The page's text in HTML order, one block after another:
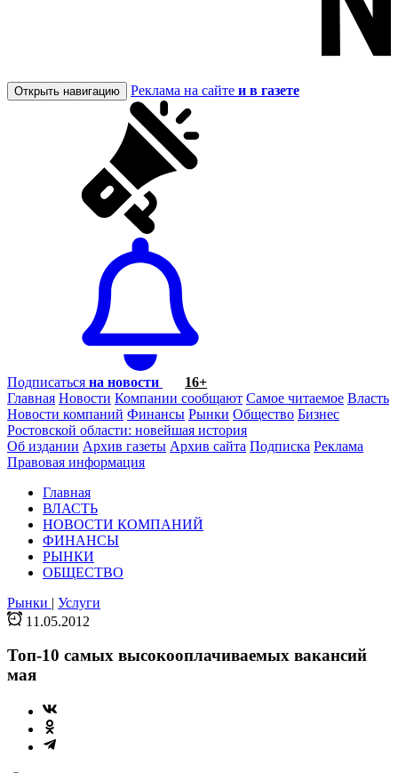
Открыть навигацию Реклама на сайте и в газете
Подписаться на новости
16+
Главная Новости Компании сообщают Самое читаемое Власть
Новости компаний Финансы Рынки Общество Бизнес
Ростовской области: новейшая история
Об издании Архив газеты Архив сайта Подписка Реклама
Правовая информация
Главная
ВЛАСТЬ
НОВОСТИ КОМПАНИЙ
ФИНАНСЫ
РЫНКИ
ОБЩЕСТВО
Рынки | Услуги
11.05.2012
Топ-10 самых высокооплачиваемых вакансий
мая